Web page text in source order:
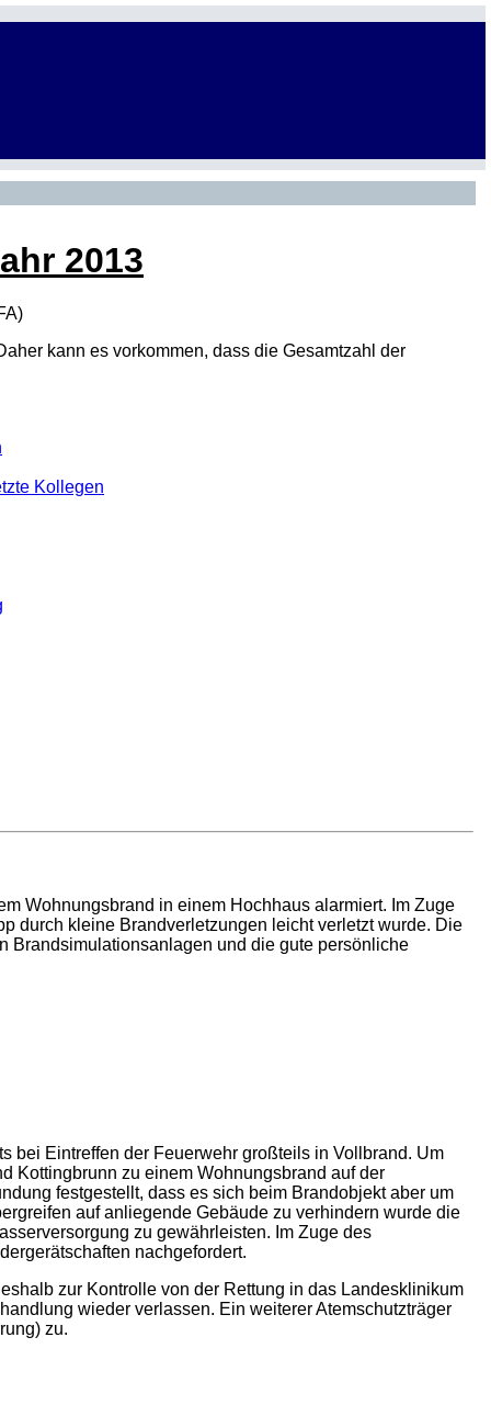
2013
)
kann es vorkommen, dass die Gesamtzahl der
Kollegen
Wohnungsbrand in einem Hochhaus alarmiert. Im Zuge
durch kleine Brandverletzungen leicht verletzt wurde. Die
Brandsimulationsanlagen und die gute persönliche
bei Eintreffen der Feuerwehr großteils in Vollbrand. Um
Kottingbrunn zu einem Wohnungsbrand auf der
festgestellt, dass es sich beim Brandobjekt aber um
auf anliegende Gebäude zu verhindern wurde die
zu gewährleisten. Im Zuge des
nachgefordert.
zur Kontrolle von der Rettung in das Landesklinikum
wieder verlassen. Ein weiterer Atemschutzträger
zu.